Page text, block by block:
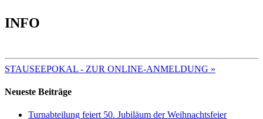
INFO
STAUSEEPOKAL - ZUR ONLINE-ANMELDUNG »
Neueste Beiträge
Turnabteilung feiert 50. Jubiläum der Weihnachtsfeier